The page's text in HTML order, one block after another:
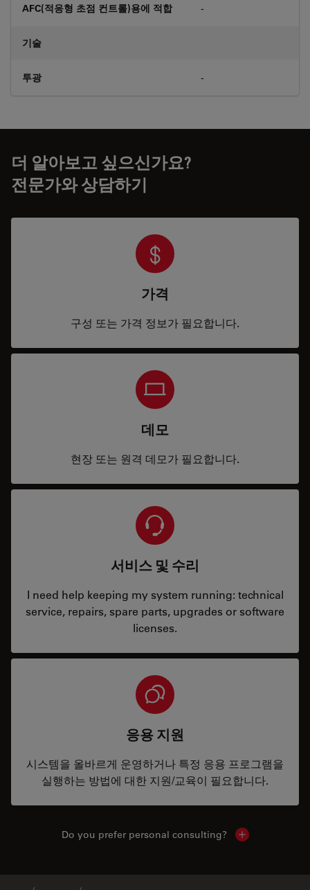
AFC(적응형 초점 컨트롤)용에 적합 -
기술
투광 -
더 알아보고 싶으신가요?
전문가와 상담하기
가격
구성 또는 가격 정보가 필요합니다.
데모
현장 또는 원격 데모가 필요합니다.
서비스 및 수리
I need help keeping my system running: technical
service, repairs, spare parts, upgrades or software
licenses.
응용 지원
시스템을 올바르게 운영하거나 특정 응용 프로그램을
실행하는 방법에 대한 지원/교육이 필요합니다.
Do you prefer personal consulting? Show local